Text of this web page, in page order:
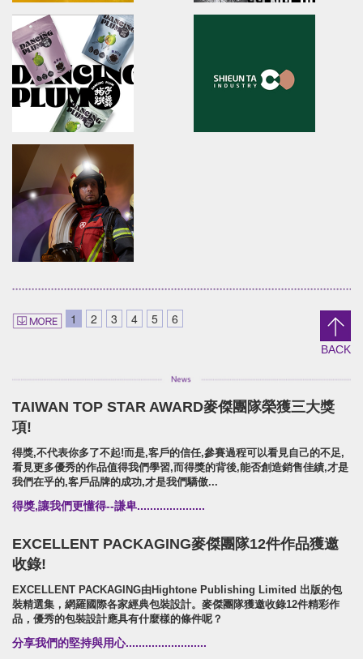
LahQuest
LahQuest
哈囉地球/品牌形象識別/減碳包裝策略/品牌定位舊振南/品牌識別規範手冊/品牌系
Anko
brand identity/logo design/packaging
安口食品機械/品牌識別/包裝設計/行銷規範
DANCING PLUM
brand identity/logo design/packaging
信義鄉農會/梅子跳舞/產品識別/包裝設計/宣傳影
Shieun_Ta
brand identity/logo design/
上森實業/品牌識別/包裝設計/行銷
開廣集團/SUPER ARMOR/品牌形象識別/產品拍
攝策略
1 2 3 4 5 6
BACK
TAIWAN TOP STAR AWARD麥傑團隊榮獲三大獎
項!
得獎,不代表你多了不起!而是,客戶的信任,參賽過程可以看見自己的不足,
看見更多優秀的作品值得我們學習,而得獎的背後,能否創造銷售佳績,才是
我們在乎的,客戶品牌的成功,才是我們驕傲...
得獎,讓我們更懂得--謙卑.....................
EXCELLENT PACKAGING麥傑團隊12件作品獲邀
收錄!
EXCELLENT PACKAGING由Hightone Publishing Limited 出版的包
裝精選集，網羅國際各家經典包裝設計。麥傑團隊獲邀收錄12件精彩作
品，優秀的包裝設計應具有什麼樣的條件呢？
分享我們的堅持與用心.........................